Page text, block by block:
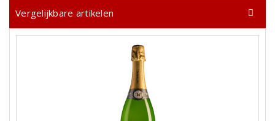
Vergelijkbare artikelen